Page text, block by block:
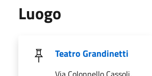
Luogo
Teatro Grandinetti